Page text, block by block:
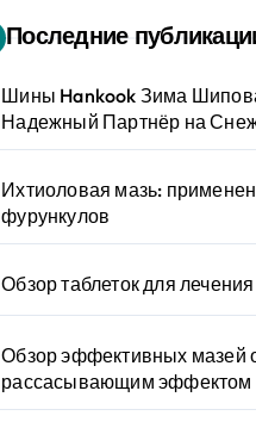
Последние
Шины Hankook Зима
Надежный Партнёр на
Ихтиоловая мазь:
фурункулов
Обзор таблеток для
Обзор эффективных мазей
рассасывающим эффектом